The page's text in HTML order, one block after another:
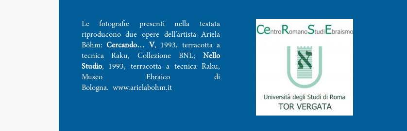
Le fotografie presenti nella testata
riproducono due opere dell’artista Ariela
Böhm:Cercando… V, 1993, terracotta a
tecnica Raku, Collezione BNL;Nello
Studio, 1993, terracotta a tecnica Raku,
Museo Ebraico di
Bologna. www.arielabohm.it